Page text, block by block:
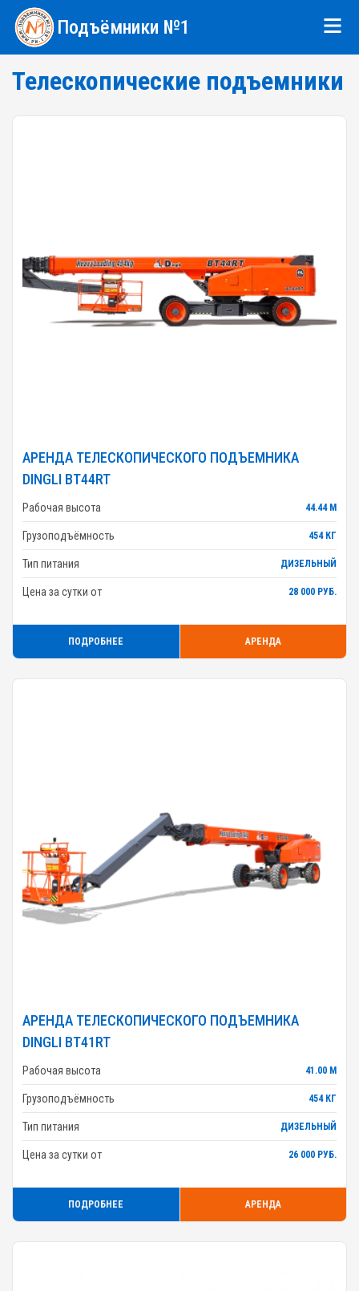
Подъёмники №1
Телескопические подъемники
АРЕНДА ТЕЛЕСКОПИЧЕСКОГО ПОДЪЕМНИКА
DINGLI BT44RT
Рабочая высота 44.44 М
Грузоподъёмность 454 КГ
Тип питания ДИЗЕЛЬНЫЙ
Цена за сутки от 28 000 РУБ.
ПОДРОБНЕЕ АРЕНДА
АРЕНДА ТЕЛЕСКОПИЧЕСКОГО ПОДЪЕМНИКА
DINGLI BT41RT
Рабочая высота 41.00 М
Грузоподъёмность 454 КГ
Тип питания ДИЗЕЛЬНЫЙ
Цена за сутки от 26 000 РУБ.
ПОДРОБНЕЕ АРЕНДА